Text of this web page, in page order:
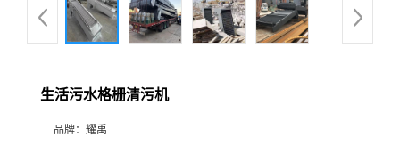
生活污水格栅清污机
品牌： 耀禹